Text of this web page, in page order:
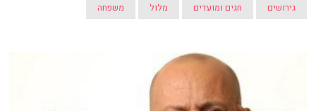
גירושים חגים ומועדים מלול משפחה